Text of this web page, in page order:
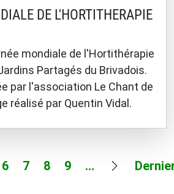
DE L'HORTITHERAPIE
mondiale de l'Hortithérapie
Partagés du Brivadois.
par l'association Le Chant de
réalisé par Quentin Vidal.
Page
6 Page
7 Page
8 Page
9 … Page